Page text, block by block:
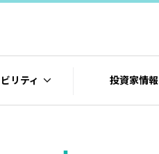
リティ 投資家情報